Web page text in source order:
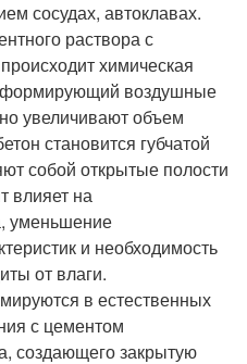
сосудах, автоклавах.
раствора с
химическая
формирующий воздушные
увеличивают объем
становится губчатой
собой открытые полости
влияет на
уменьшение
и необходимость
от влаги.
в естественных
с цементом
создающего закрытую